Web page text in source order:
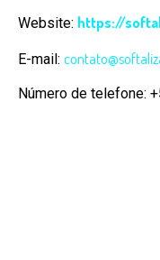
Website: https://
E-mail:
Número de telefone: